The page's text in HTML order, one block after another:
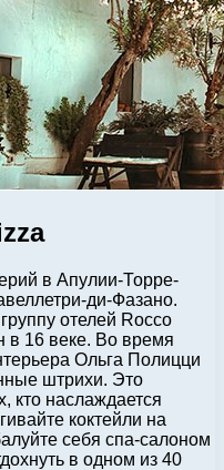
в Апулии-Торре-
ди-Фазано.
отелей Rocco
в 16 веке. Во время
Ольга Полицци
штрихи. Это
кто наслаждается
коктейли на
себя спа-салоном
в одном из 40